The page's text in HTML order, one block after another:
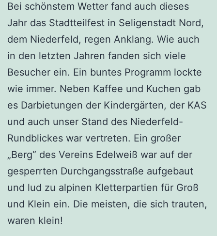
Bei schönstem Wetter fand auch dieses
Jahr das Stadtteilfest in Seligenstadt Nord,
dem Niederfeld, regen Anklang. Wie auch
in den letzten Jahren fanden sich viele
Besucher ein. Ein buntes Programm lockte
wie immer. Neben Kaffee und Kuchen gab
es Darbietungen der Kindergärten, der KAS
und auch unser Stand des Niederfeld-
Rundblickes war vertreten. Ein großer
„Berg“ des Vereins Edelweiß war auf der
gesperrten Durchgangsstraße aufgebaut
und lud zu alpinen Kletterpartien für Groß
und Klein ein. Die meisten, die sich trauten,
waren klein!